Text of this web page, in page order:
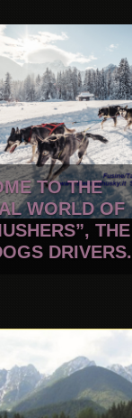
TO THE
WORLD OF
THE
DRIVERS.